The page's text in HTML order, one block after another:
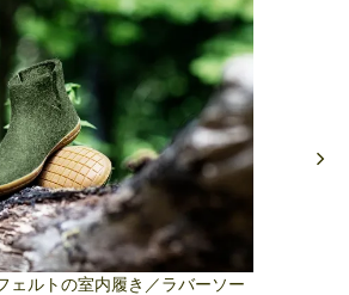
ルトの室内履き／ラバーソー